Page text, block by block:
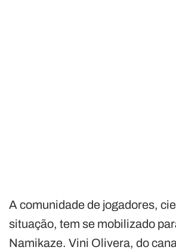
A comunidade de jogadores,
situação, tem se mobilizado
Namikaze. Vini Olivera, do